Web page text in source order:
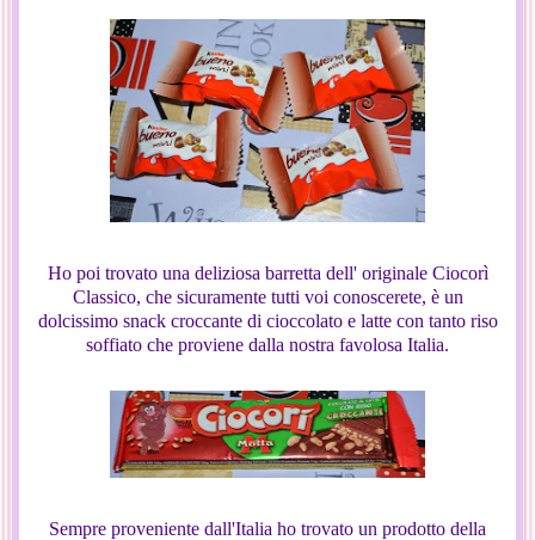
Ho poi trovato una deliziosa barretta dell' originale Ciocorì
Classico, che sicuramente tutti voi conoscerete, è un
dolcissimo snack croccante di cioccolato e latte con tanto riso
soffiato che proviene dalla nostra favolosa Italia.
Sempre proveniente dall'Italia ho trovato un prodotto della